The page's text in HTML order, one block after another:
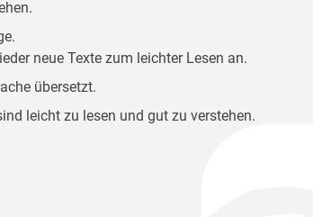
neue Texte zum leichter Lesen an.
übersetzt.
leicht zu lesen und gut zu verstehen.